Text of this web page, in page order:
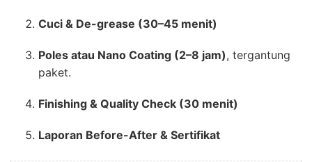
Cuci & De-grease (30–45 menit)
Poles atau Nano Coating (2–8 jam), tergantung
paket.
Finishing & Quality Check (30 menit)
Laporan Before-After & Sertifikat